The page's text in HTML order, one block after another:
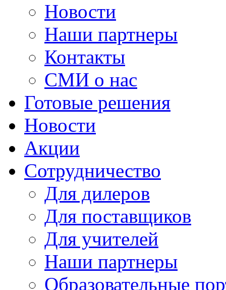
Новости
Наши партнеры
Контакты
СМИ о нас
Готовые решения
Новости
Акции
Сотрудничество
Для дилеров
Для поставщиков
Для учителей
Наши партнеры
Образовательные